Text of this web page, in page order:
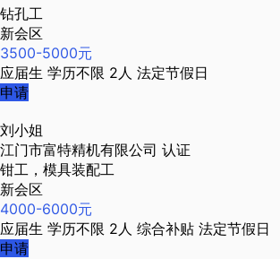
钻孔工
新会区
3500-5000元
应届生 学历不限 2人 法定节假日
申请
刘小姐
江门市富特精机有限公司 认证
钳工，模具装配工
新会区
4000-6000元
应届生 学历不限 2人 综合补贴 法定节假日
申请